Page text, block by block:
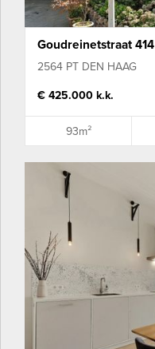
Goudreinetstraat 414
2564 PT DEN HAAG
€ 425.000 k.k.
93m²